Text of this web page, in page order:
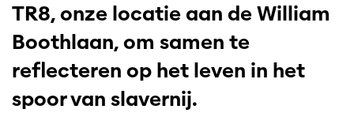
TR8, onze locatie aan de William
Boothlaan, om samen te
reflecteren op het leven in het
spoor van slavernij.